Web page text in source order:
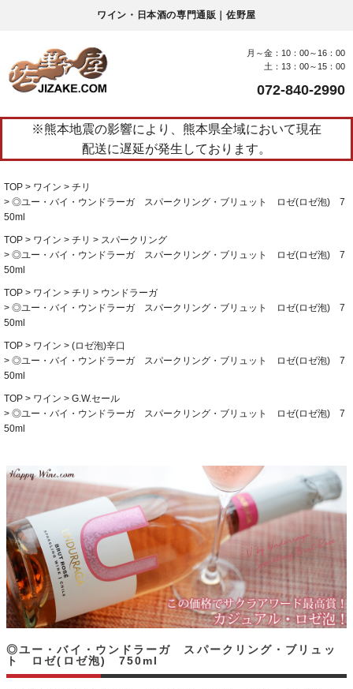
ワイン・日本酒の専門通販｜佐野屋
月～金：10：00～16：00
土：13：00～15：00
072-840-2990
※熊本地震の影響により、熊本県全域において現在
配送に遅延が発生しております。
TOP ワイン
チリ
◎ユー・バイ・ウンドラーガ スパークリング・ブリュット ロゼ(ロゼ泡) 7
50ml
TOP ワイン チリ
スパークリング
◎ユー・バイ・ウンドラーガ スパークリング・ブリュット ロゼ(ロゼ泡) 7
50ml
TOP ワイン チリ
ウンドラーガ
◎ユー・バイ・ウンドラーガ スパークリング・ブリュット ロゼ(ロゼ泡) 7
50ml
TOP ワイン
(ロゼ泡)辛口
◎ユー・バイ・ウンドラーガ スパークリング・ブリュット ロゼ(ロゼ泡) 7
50ml
TOP ワイン
G.W.セール
◎ユー・バイ・ウンドラーガ スパークリング・ブリュット ロゼ(ロゼ泡) 7
50ml
◎ユー・バイ・ウンドラーガ スパークリング・ブリュッ
ト ロゼ(ロゼ泡) 750ml